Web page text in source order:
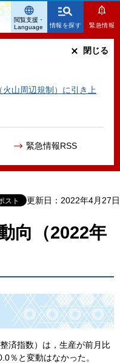
情報を探す 緊急情報
山周辺規制）に引き上
緊急情報RSS
閉じる
閲覧支援・
Language
更新日：2022年4月27日
向（2022年
済指数）は，生産が前月比
％と変動はなかった。